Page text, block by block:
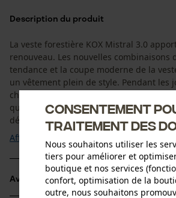
Description du produit
La veste forestière KOX Mistral 3.0
renouveau. Les nouvelles combinaisons
tendance et la coupe moderne de la
un vêtement plein de style. Pendant les
chaudes, les fentes d’aération au
que les collerettes doublées en maille
détails qui font toute la différence. La ...
Afficher plus
Avantages du produit
Consentement
traitement des
Nous souhaitons utiliser les
tiers pour améliorer et
boutique et nos services
confort, optimisation de la
outre, nous souhaitons